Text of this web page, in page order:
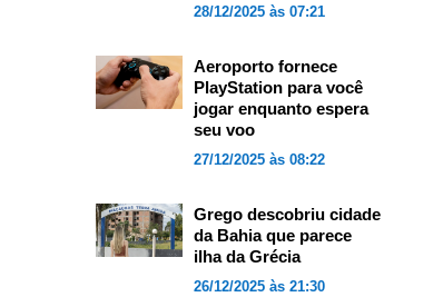
28/12/2025 às 07:21
Aeroporto fornece
PlayStation para você
jogar enquanto espera
seu voo
27/12/2025 às 08:22
Grego descobriu cidade
da Bahia que parece
ilha da Grécia
26/12/2025 às 21:30